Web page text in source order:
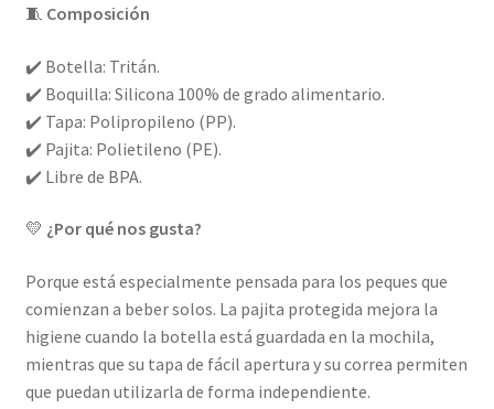
🧵 Composición
✔️ Botella: Tritán.
✔️ Boquilla: Silicona 100% de grado alimentario.
✔️ Tapa: Polipropileno (PP).
✔️ Pajita: Polietileno (PE).
✔️ Libre de BPA.
💛 ¿Por qué nos gusta?
Porque está especialmente pensada para los peques que
comienzan a beber solos. La pajita protegida mejora la
higiene cuando la botella está guardada en la mochila,
mientras que su tapa de fácil apertura y su correa permiten
que puedan utilizarla de forma independiente.